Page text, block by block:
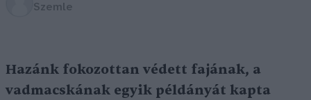
Szemle
Hazánk fokozottan védett fajának, a
vadmacskának egyik példányát kapta